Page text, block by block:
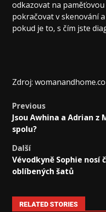
odkazovat na
pokračovat v skenování
pokud je to, s čím jste
Zdroj:
Previous
Jsou Awhina a Adrian
spolu?
Další
Vévodkyně Sophie nosí
oblíbených šatů
RELATED STORIES